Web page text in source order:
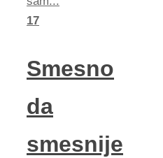
17
Smesno
da
smesnije